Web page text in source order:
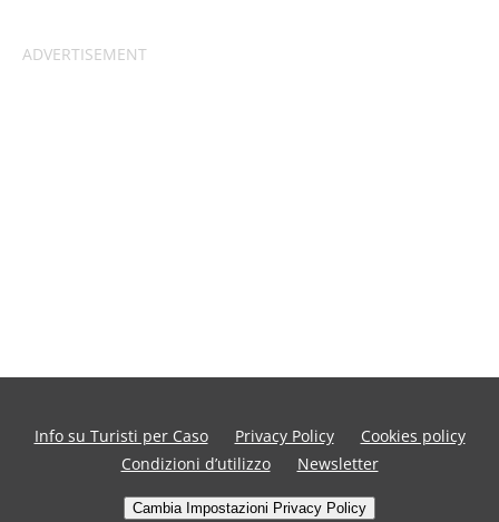
Info su Turisti per Caso Privacy Policy
Cookies policy
Condizioni d’utilizzo
Newsletter
Cambia Impostazioni Privacy Policy